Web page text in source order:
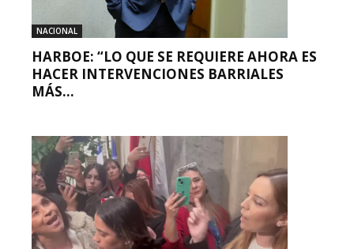
NACIONAL
HARBOE: “LO QUE SE REQUIERE AHORA ES
HACER INTERVENCIONES BARRIALES
MÁS...